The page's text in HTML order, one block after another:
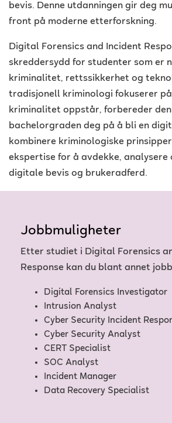
bevis. Denne utdanningen gir deg
front på moderne etterforskning.
Digital Forensics and Incident
skreddersydd for studenter som er
kriminalitet, rettssikkerhet og
tradisjonell kriminologi fokuserer
kriminalitet oppstår, forbereder
bachelorgraden deg på å bli en
kombinere kriminologiske
ekspertise for å avdekke, analysere
digitale bevis og brukeradferd.
Jobbmuligheter
Etter studiet i Digital Forensics
Response kan du blant annet
Digital Forensics Investigator
Intrusion Analyst
Cyber Security Incident
Cyber Security Analyst
CERT Specialist
SOC Analyst
Incident Manager
Data Recovery Specialist